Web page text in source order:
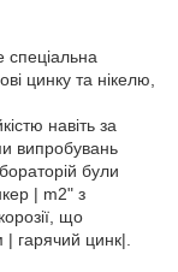
цинку та нікелю,
навіть за
випробувань
були
| m2" з
що
гарячий цинк|.